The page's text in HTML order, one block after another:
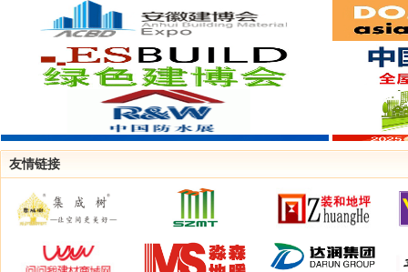
友情链接